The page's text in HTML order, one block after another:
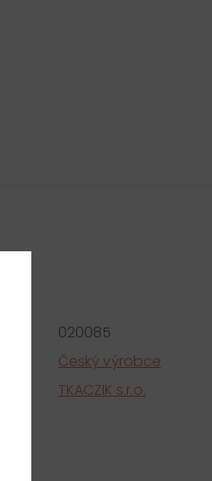
020085
Český výrobce
TKACZIK s.r.o.